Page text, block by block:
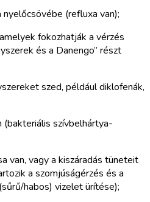
(refluxa van);
fokozhatják a vérzés
és a Danengo” részt
szed, például diklofenák,
szívbelhártya-
van, vagy a kiszáradás tüneteit
a szomjúságérzés és a
habos) vizelet ürítése);